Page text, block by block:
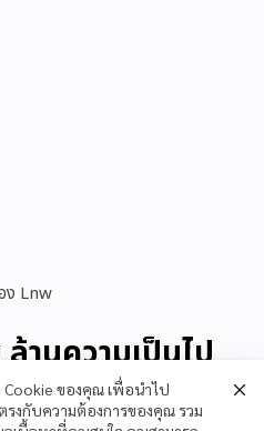
ง Lnw
านความเป็นไป
ของคุณ เพื่อนำไป
งกับความต้องการของคุณ รวม